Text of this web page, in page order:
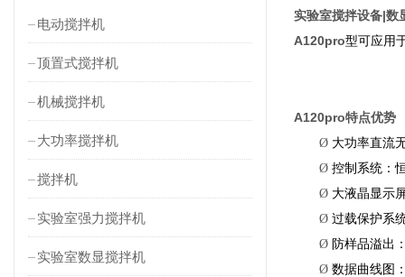
电动搅拌机
顶置式搅拌机
机械搅拌机
大功率搅拌机
搅拌机
实验室强力搅拌机
实验室数显搅拌机
实验室搅拌设备|数
A120pro型可应用
A120pro特点优势
Ø 大功率直流
Ø 控制系统：
Ø 大液晶显示
Ø 过载保护系
Ø 防样品溢出
Ø 数据曲线图